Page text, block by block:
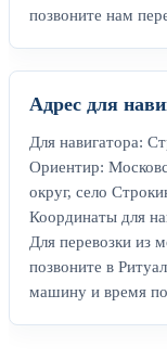
позвоните нам
Адрес для
Для навигатора:
Ориентир:
округ, село
Координаты для
Для перевозки из
позвоните в
машину и время